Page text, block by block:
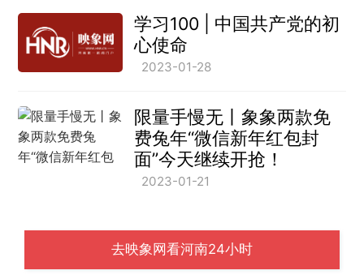
学习100 | 中国共产党的初
心使命
2023-01-28
限量手慢无丨象象两款免
费兔年“微信新年红包封
面”今天继续开抢！
2023-01-21
去映象网看河南24小时